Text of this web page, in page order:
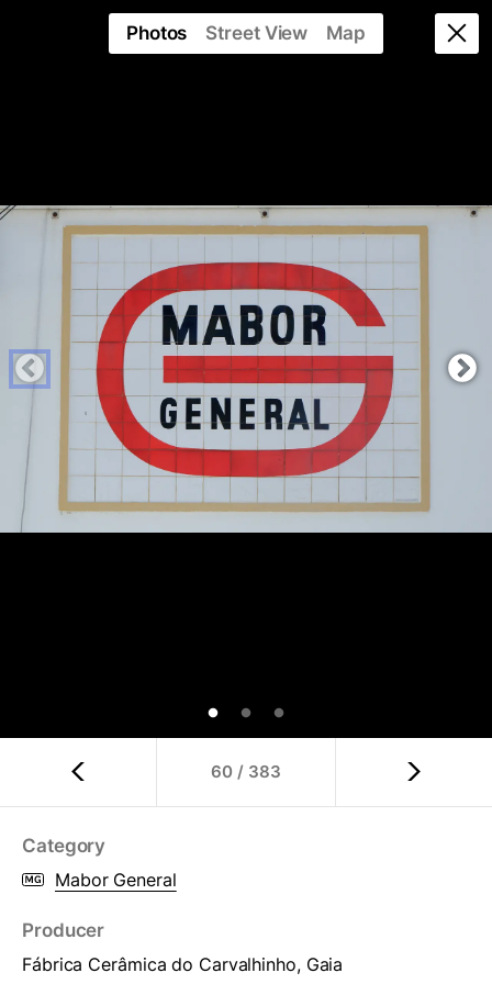
PUBLICITÁRIO
Photos Street View Map
60 / 383
Category
Mabor General
Producer
Fábrica Cerâmica do Carvalhinho, Gaia